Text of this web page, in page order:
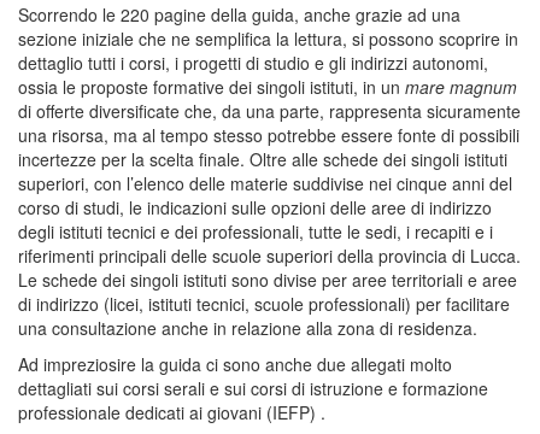
Scorrendo le 220 pagine della guida, anche grazie ad una
sezione iniziale che ne semplifica la lettura, si possono scoprire in
dettaglio tutti i corsi, i progetti di studio e gli indirizzi autonomi,
ossia le proposte formative dei singoli istituti, in un mare magnum
di offerte diversificate che, da una parte, rappresenta sicuramente
una risorsa, ma al tempo stesso potrebbe essere fonte di possibili
incertezze per la scelta finale. Oltre alle schede dei singoli istituti
superiori, con l’elenco delle materie suddivise nei cinque anni del
corso di studi, le indicazioni sulle opzioni delle aree di indirizzo
degli istituti tecnici e dei professionali, tutte le sedi, i recapiti e i
riferimenti principali delle scuole superiori della provincia di Lucca.
Le schede dei singoli istituti sono divise per aree territoriali e aree
di indirizzo (licei, istituti tecnici, scuole professionali) per facilitare
una consultazione anche in relazione alla zona di residenza.
Ad impreziosire la guida ci sono anche due allegati molto
dettagliati sui corsi serali e sui corsi di istruzione e formazione
professionale dedicati ai giovani (IEFP) .